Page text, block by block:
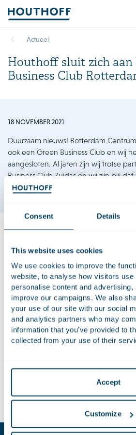
Consent Details
This website uses cookies
We use cookies to improve the
website, to analyse how visitors use
personalise content and advertising,
improve our campaigns. We also
your use of our site with our social
and analytics partners who may
information that you’ve provided to
collected from your use of their
Accept
Customize
Actueel
Houthoff sluit zich aan
Business Club
18 NOVEMBER 2021
Duurzaam nieuws! Rotterdam
ook een Green Business Club en wij
aangesloten. Al jaren zijn wij trotse
Business Club Zuidas en wij zijn blij
Rotterdam deze samenwerking
De Green Business Club Rotterdam
aan een klimaat neutrale stad op z’n
de mouwen en concreet aan de slag.
de thema’s energie, afval &
en klimaatadaptie staan centraal.
Bij Houthoff werken wij aan een
van onze kantoren en onze manier
nieuwe samenwerking met de
gebied van kennisdeling en bij het
samenwerkingsverbanden.